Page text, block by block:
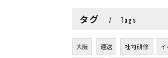
タグ Tags
大阪 運送 社内研修